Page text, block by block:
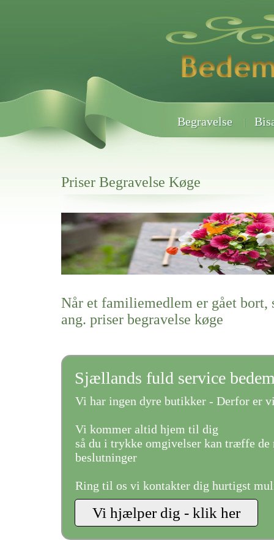
Begravelse
Priser Begravelse Køge
Her hos os får du altid en god afslutning når det gælder
Priser Begravelse Køge
vi hjælper i alle faser af begravelsel
Når et familiemedlem er gået bort,
ang. priser begravelse køge
Sjællands fuld service
Vi har ingen dyre butikker - Derfor er
Vi kommer altid hjem til dig
så du i trykke omgivelser kan træffe de
beslutninger
Ring til os vi kontakter dig hurtigst